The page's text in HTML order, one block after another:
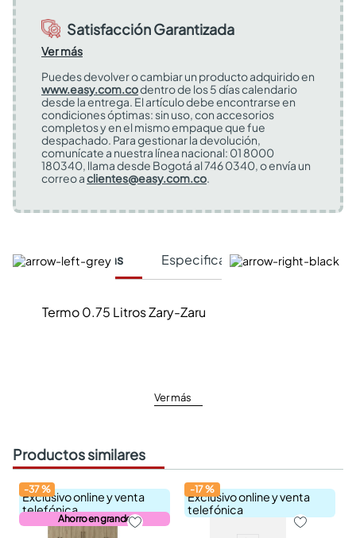
Satisfacción Garantizada
Ver más
Puedes devolver o cambiar un producto adquirido en
www.easy.com.codentro de los 5 días calendario
desde la entrega. El artículo debe encontrarse en
condiciones óptimas: sin uso, con accesorios
completos y en el mismo empaque que fue
despachado. Para gestionar la devolución,
comunícate a nuestra línea nacional: 01 8000
180340, llama desde Bogotá al 746 0340, o envía un
correo aclientes@easy.com.co.
Características Especificaciones Técnicas
Termo 0.75 Litros Zary-Zaru
Ver más
Productos similares
Exclusivo online y venta
telefónica
Ahorro en grande
-37%
Exclusivo online y venta
telefónica
-17%